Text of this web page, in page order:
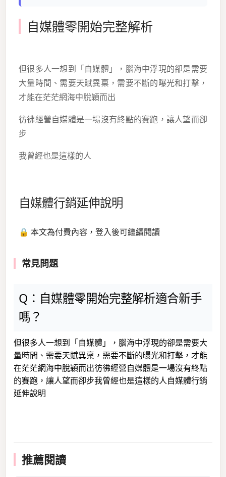
自媒體零開始完整解析
但很多人一想到「自媒體」，腦海中浮現的卻是需要
大量時間、需要天賦異稟，需要不斷的曝光和打擊，
才能在茫茫網海中脫穎而出
彷彿經營自媒體是一場沒有終點的賽跑，讓人望而卻
步
我曾經也是這樣的人
自媒體行銷延伸說明
🔒 本文為付費內容，登入後可繼續閱讀
常見問題
Q：自媒體零開始完整解析適合新手
嗎？
但很多人一想到「自媒體」，腦海中浮現的卻是需要大
量時間、需要天賦異稟，需要不斷的曝光和打擊，才能
在茫茫網海中脫穎而出彷彿經營自媒體是一場沒有終點
的賽跑，讓人望而卻步我曾經也是這樣的人自媒體行銷
延伸說明
推薦閱讀